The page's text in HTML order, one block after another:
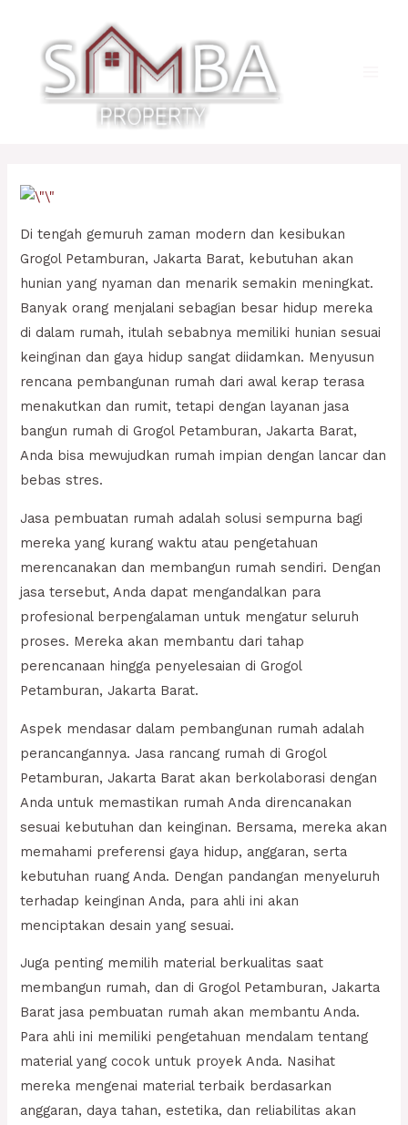
konten
Di tengah gemuruh zaman modern dan kesibukan
Grogol Petamburan, Jakarta Barat, kebutuhan akan
hunian yang nyaman dan menarik semakin meningkat.
Banyak orang menjalani sebagian besar hidup mereka
di dalam rumah, itulah sebabnya memiliki hunian sesuai
keinginan dan gaya hidup sangat diidamkan. Menyusun
rencana pembangunan rumah dari awal kerap terasa
menakutkan dan rumit, tetapi dengan layanan jasa
bangun rumah di Grogol Petamburan, Jakarta Barat,
Anda bisa mewujudkan rumah impian dengan lancar dan
bebas stres.
Jasa pembuatan rumah adalah solusi sempurna bagi
mereka yang kurang waktu atau pengetahuan
merencanakan dan membangun rumah sendiri. Dengan
jasa tersebut, Anda dapat mengandalkan para
profesional berpengalaman untuk mengatur seluruh
proses. Mereka akan membantu dari tahap
perencanaan hingga penyelesaian di Grogol
Petamburan, Jakarta Barat.
Aspek mendasar dalam pembangunan rumah adalah
perancangannya. Jasa rancang rumah di Grogol
Petamburan, Jakarta Barat akan berkolaborasi dengan
Anda untuk memastikan rumah Anda direncanakan
sesuai kebutuhan dan keinginan. Bersama, mereka akan
memahami preferensi gaya hidup, anggaran, serta
kebutuhan ruang Anda. Dengan pandangan menyeluruh
terhadap keinginan Anda, para ahli ini akan
menciptakan desain yang sesuai.
Juga penting memilih material berkualitas saat
membangun rumah, dan di Grogol Petamburan, Jakarta
Barat jasa pembuatan rumah akan membantu Anda.
Para ahli ini memiliki pengetahuan mendalam tentang
material yang cocok untuk proyek Anda. Nasihat
mereka mengenai material terbaik berdasarkan
anggaran, daya tahan, estetika, dan reliabilitas akan